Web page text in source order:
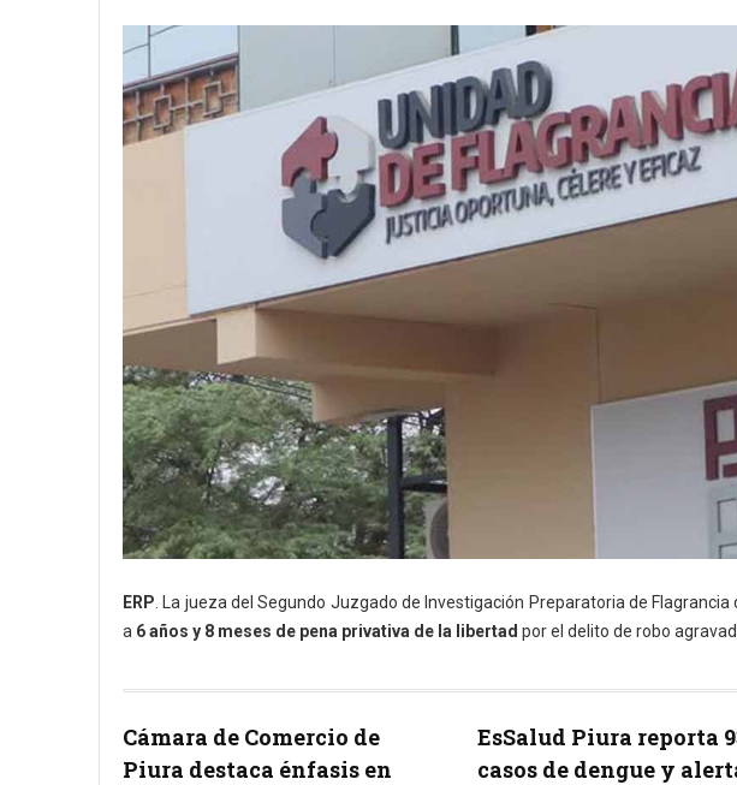
ERP . La jueza del Segundo Juzgado de Investigación Preparatoria de
a 6 años y 8 meses de pena privativa de la libertad por el delito de robo
Cámara de Comercio de
Piura destaca énfasis en
EsSalud Piura reporta
casos de dengue y